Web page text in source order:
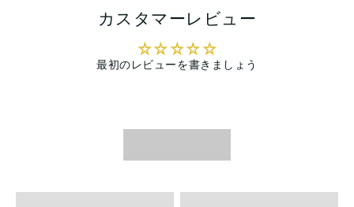
カスタマーレビュー
最初のレビューを書きましょう